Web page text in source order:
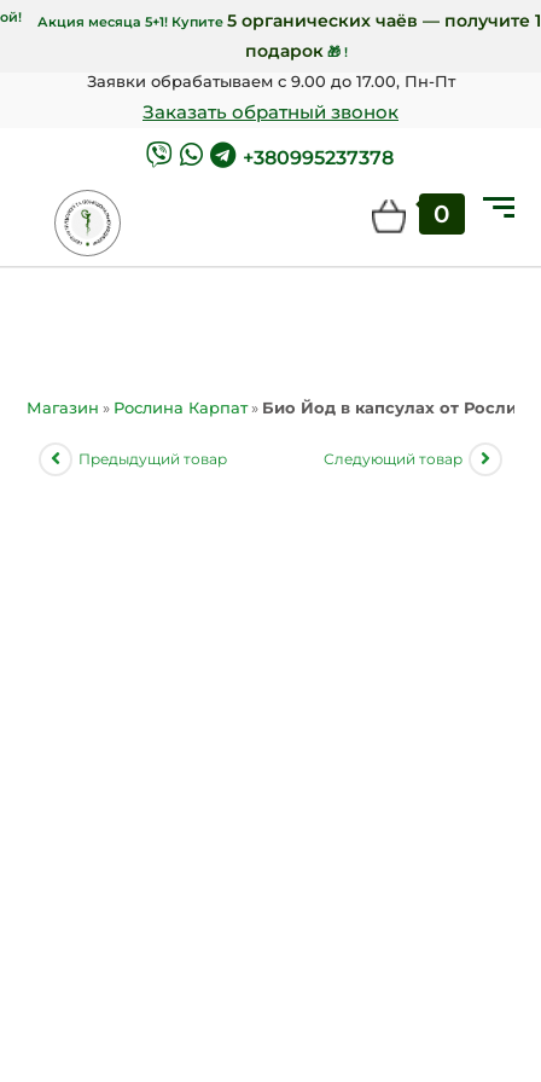
грн Новой почтой! Акция месяца 5+1! Купите5 органических
Заявки обрабатываем с 9.00 до 17.00, Пн-Пт
Заказать обратный звонок
+380995237378
0
Магазин » Рослина Карпат» Био Йод в капсулах от
Предыдущий товар Следующий товар